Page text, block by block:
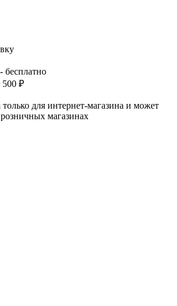
бесплатно
500 ₽
для интернет-магазина и может
магазинах